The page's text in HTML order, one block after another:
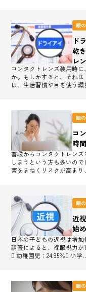
眼
ド
乾
レ
コンタクトレンズ装用時
か。もしかすると、それ
は、生活習慣や目を使う
眼
コ
時
普段からコンタクトレン
しまうという方も多いの
害をまねくリスクが高まり
眼
近
始
日本の子どもの近視は増
調査によると、裸眼視力が
 幼稚園児：24.95％ 小学…
眼